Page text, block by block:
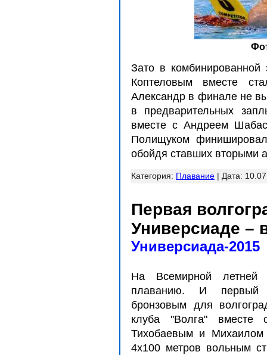
Зато в
Коптеловым вместе
Александр в финале не
в предварительных
вместе с Андреем
Полищуком
обойдя ставших вторыми
Категория: Плавание | Дата:
Первая
Универсиаде –
Универсиада-2015
На Всемирной летней
плаванию. И первый
бронзовым для
клуба "Волга" вместе
Тихобаевым и Михаилом
4х100 метров вольным